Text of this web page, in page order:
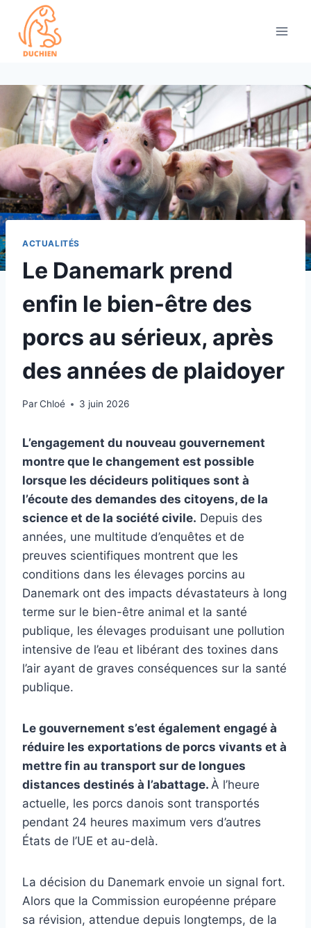
content
ACTUALITÉS
Le Danemark prend
enfin le bien-être des
porcs au sérieux, après
des années de plaidoyer
ParChloé 3 juin 2026
L’engagement du nouveau gouvernement
montre que le changement est possible
lorsque les décideurs politiques sont à
l’écoute des demandes des citoyens, de la
science et de la société civile. Depuis des
années, une multitude d’enquêtes et de
preuves scientifiques montrent que les
conditions dans les élevages porcins au
Danemark ont ​​des impacts dévastateurs à long
terme sur le bien-être animal et la santé
publique, les élevages produisant une pollution
intensive de l’eau et libérant des toxines dans
l’air ayant de graves conséquences sur la santé
publique.
Le gouvernement s’est également engagé à
réduire les exportations de porcs vivants et à
mettre fin au transport sur de longues
distances destinés à l’abattage. À l’heure
actuelle, les porcs danois sont transportés
pendant 24 heures maximum vers d’autres
États de l’UE et au-delà.
La décision du Danemark envoie un signal fort.
Alors que la Commission européenne prépare
sa révision, attendue depuis longtemps, de la